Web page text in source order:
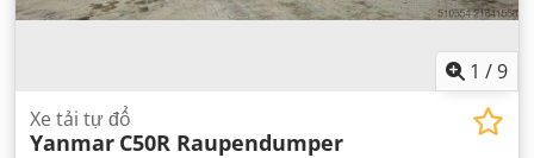
1 /9
Xe tải tự đổ
Yanmar C50R Raupendumper